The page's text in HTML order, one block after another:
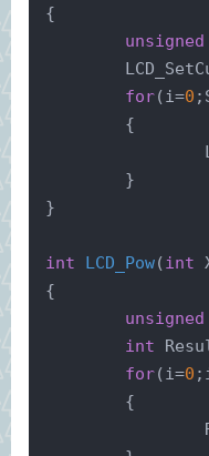
{
unsigned
for(i=0
	{
	}
}
int LCD_Pow(int
{
unsigned
int
for(i=0
	{